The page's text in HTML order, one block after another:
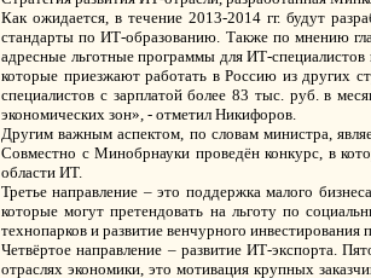
Как ожидается, в течение 2013-2014 гг. будут
стандарты по ИТ-образованию. Также по мнению
адресные льготные программы для ИТ-
которые приезжают работать в Россию из других
специалистов с зарплатой более 83 тыс. руб. в
экономических зон», - отметил Никифоров.
Другим важным аспектом, по словам министра,
Совместно с Минобрнауки проведён конкурс, в
области ИТ.
Третье направление – это поддержка малого
которые могут претендовать на льготу по
технопарков и развитие венчурного
Четвёртое направление – развитие ИТ-экспорта.
отраслях экономики, это мотивация крупных